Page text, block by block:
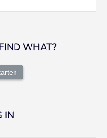
WHAT?
IN